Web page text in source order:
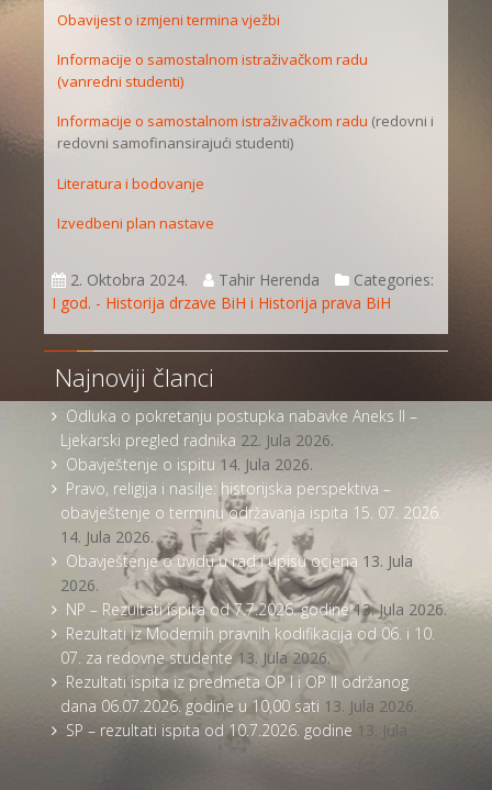
Obavijest o izmjeni termina vježbi
Informacije o samostalnom istraživačkom radu
(vanredni studenti)
Informacije o samostalnom istraživačkom radu (redovni i
redovni samofinansirajući studenti)
Literatura i bodovanje
Izvedbeni plan nastave
2. Oktobra 2024. Tahir Herenda
Categories:
I god. - Historija drzave BiH i Historija prava BiH
Najnoviji članci
Odluka o pokretanju postupka nabavke Aneks II –
Ljekarski pregled radnika 22. Jula 2026.
Obavještenje o ispitu 14. Jula 2026.
Pravo, religija i nasilje: historijska perspektiva –
obavještenje o terminu održavanja ispita 15. 07. 2026.
14. Jula 2026.
Obavještenje o uvidu u rad i upisu ocjena 13. Jula
2026.
NP – Rezultati ispita od 7.7.2026. godine 13. Jula 2026.
Rezultati iz Modernih pravnih kodifikacija od 06. i 10.
07. za redovne studente 13. Jula 2026.
Rezultati ispita iz predmeta OP I i OP II održanog
dana 06.07.2026. godine u 10,00 sati 13. Jula 2026.
SP – rezultati ispita od 10.7.2026. godine 13. Jula